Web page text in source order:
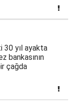
30 yıl ayakta
bankasının
çağda